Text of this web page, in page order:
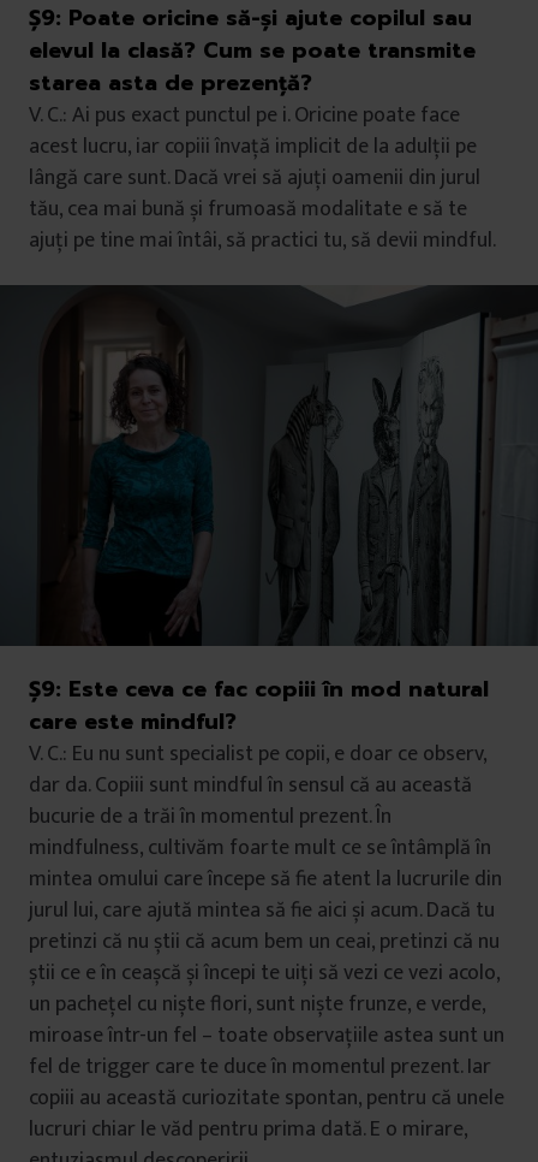
Ș9: Poate oricine să-și ajute copilul sau
elevul la clasă? Cum se poate transmite
starea asta de prezență?
V. C.: Ai pus exact punctul pe i. Oricine poate face
acest lucru, iar copiii învață implicit de la adulții pe
lângă care sunt. Dacă vrei să ajuți oamenii din jurul
tău, cea mai bună și frumoasă modalitate e să te
ajuți pe tine mai întâi, să practici tu, să devii mindful.
Ș9: Este ceva ce fac copiii în mod natural
care este mindful?
V. C.: Eu nu sunt specialist pe copii, e doar ce observ,
dar da. Copiii sunt mindful în sensul că au această
bucurie de a trăi în momentul prezent. În
mindfulness, cultivăm foarte mult ce se întâmplă în
mintea omului care începe să fie atent la lucrurile din
jurul lui, care ajută mintea să fie aici și acum. Dacă tu
pretinzi că nu știi că acum bem un ceai, pretinzi că nu
știi ce e în ceașcă și începi te uiți să vezi ce vezi acolo,
un pachețel cu niște flori, sunt niște frunze, e verde,
miroase într-un fel – toate observațiile astea sunt un
fel de trigger care te duce în momentul prezent. Iar
copiii au această curiozitate spontan, pentru că unele
lucruri chiar le văd pentru prima dată. E o mirare,